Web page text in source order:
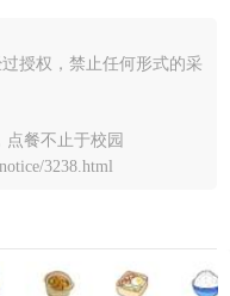
授权，禁止任何形式的采
餐不止于校园
3238.html